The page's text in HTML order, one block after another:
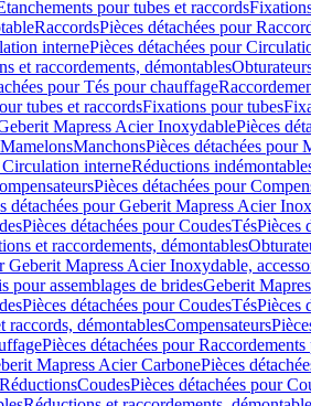
pour tubes et raccords
RaccordsPièces détachées pour
internePièces détachées pour
et raccordements, démontables
pour Tés pour chauffage
tubes et raccordsFixations pour tubes
Mapress Acier InoxydablePièces
MamelonsManchonsPièces détachées pour
Circulation interneRéductions
Pièces détachées pour
détachées pour Geberit Mapress Acier
Pièces détachées pour CoudesTésPièces
et raccordements, démontables
Geberit Mapress Acier Inoxydable,
pour assemblages de bridesGeberit
Pièces détachées pour CoudesTésPièces
raccords, démontablesCompensateurs
Pièces détachées pour
Mapress Acier CarbonePièces
CoudesPièces détachées pour